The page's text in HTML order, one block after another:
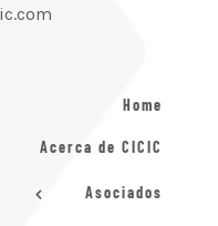
Home
Acerca de CICIC
Asociados